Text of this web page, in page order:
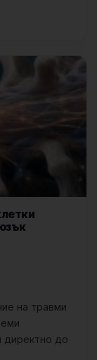
на травми
директно до